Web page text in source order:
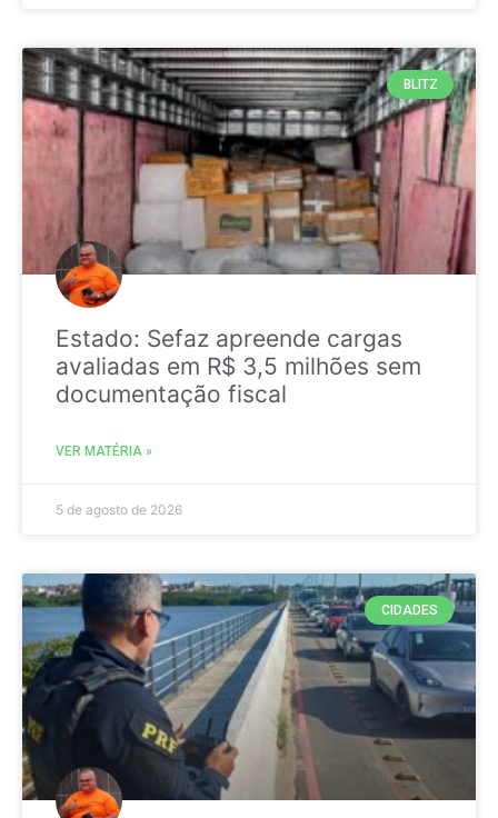
BLITZ
Estado: Sefaz apreende cargas
avaliadas em R$ 3,5 milhões sem
documentação fiscal
VER MATÉRIA »
5 de agosto de 2026
CIDADES